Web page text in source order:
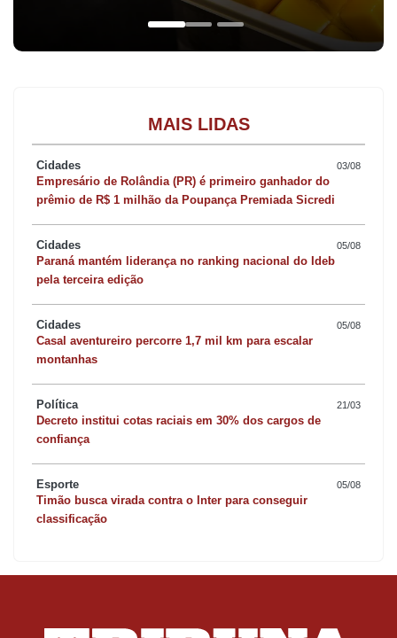
MAIS LIDAS
Cidades 03/08
Empresário de Rolândia (PR) é primeiro ganhador do
prêmio de R$ 1 milhão da Poupança Premiada Sicredi
Cidades 05/08
Paraná mantém liderança no ranking nacional do Ideb
pela terceira edição
Cidades 05/08
Casal aventureiro percorre 1,7 mil km para escalar
montanhas
Política 21/03
Decreto institui cotas raciais em 30% dos cargos de
confiança
Esporte 05/08
Timão busca virada contra o Inter para conseguir
classificação